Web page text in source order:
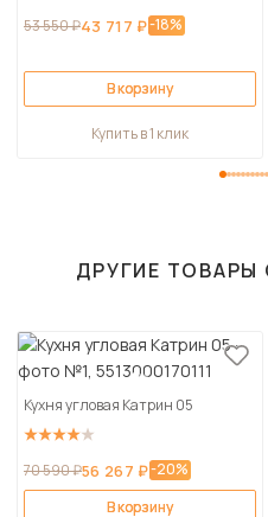
53 550 ₽43 717 ₽-18%
В корзину
Купить в 1 клик
ДРУГИЕ ТОВАРЫ
Кухня угловая Катрин 05
70 590 ₽56 267 ₽-20%
В корзину